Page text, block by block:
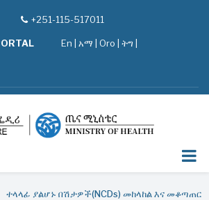
tel+251-115-517011
En አማ Oro ትግ |
ተላላፊ ያልሆኑ በሽታዎች(NCDs) መከላከል እና መቆጣጠር